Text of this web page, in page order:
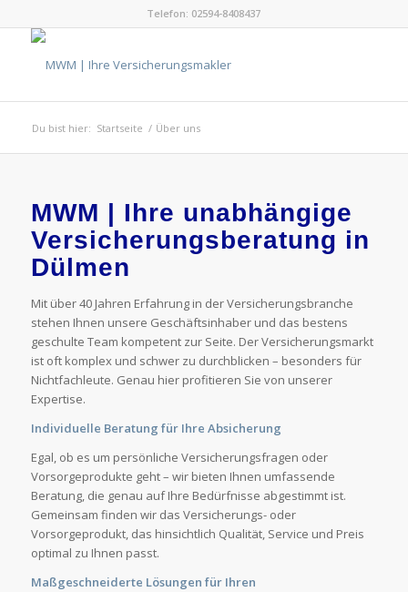
Telefon: 02594-8408437
Du bist hier: Startseite / Über uns
MWM | Ihre unabhängige
Versicherungsberatung in
Dülmen
Mit über 40 Jahren Erfahrung in der Versicherungsbranche
stehen Ihnen unsere Geschäftsinhaber und das bestens
geschulte Team kompetent zur Seite. Der Versicherungsmarkt
ist oft komplex und schwer zu durchblicken – besonders für
Nichtfachleute. Genau hier profitieren Sie von unserer
Expertise.
Individuelle Beratung für Ihre Absicherung
Egal, ob es um persönliche Versicherungsfragen oder
Vorsorgeprodukte geht – wir bieten Ihnen umfassende
Beratung, die genau auf Ihre Bedürfnisse abgestimmt ist.
Gemeinsam finden wir das Versicherungs- oder
Vorsorgeprodukt, das hinsichtlich Qualität, Service und Preis
optimal zu Ihnen passt.
Maßgeschneiderte Lösungen für Ihren